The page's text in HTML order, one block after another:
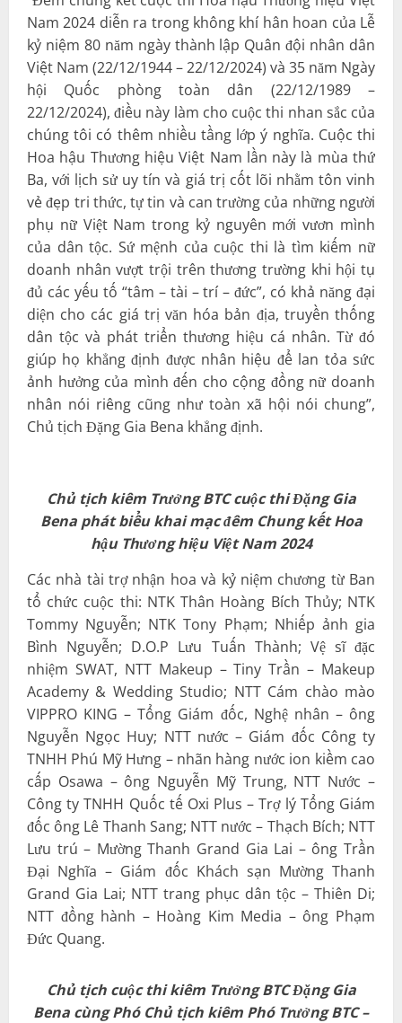
Nam 2024 diễn ra trong không khí hân hoan của Lễ
kỷ niệm 80 năm ngày thành lập Quân đội nhân dân
Việt Nam (22/12/1944 – 22/12/2024) và 35 năm Ngày
hội Quốc phòng toàn dân (22/12/1989 –
22/12/2024), điều này làm cho cuộc thi nhan sắc của
chúng tôi có thêm nhiều tầng lớp ý nghĩa. Cuộc thi
Hoa hậu Thương hiệu Việt Nam lần này là mùa thứ
Ba, với lịch sử uy tín và giá trị cốt lõi nhằm tôn vinh
vẻ đẹp tri thức, tự tin và can trường của những người
phụ nữ Việt Nam trong kỷ nguyên mới vươn mình
của dân tộc. Sứ mệnh của cuộc thi là tìm kiếm nữ
doanh nhân vượt trội trên thương trường khi hội tụ
đủ các yếu tố “tâm – tài – trí – đức”, có khả năng đại
diện cho các giá trị văn hóa bản địa, truyền thống
dân tộc và phát triển thương hiệu cá nhân. Từ đó
giúp họ khẳng định được nhân hiệu để lan tỏa sức
ảnh hưởng của mình đến cho cộng đồng nữ doanh
nhân nói riêng cũng như toàn xã hội nói chung”,
Chủ tịch Đặng Gia Bena khẳng định.
Chủ tịch kiêm Trưởng BTC cuộc thi Đặng Gia
Bena phát biểu khai mạc đêm Chung kết Hoa
hậu Thương hiệu Việt Nam 2024
Các nhà tài trợ nhận hoa và kỷ niệm chương từ Ban
tổ chức cuộc thi: NTK Thân Hoàng Bích Thủy; NTK
Tommy Nguyễn; NTK Tony Phạm; Nhiếp ảnh gia
Bình Nguyễn; D.O.P Lưu Tuấn Thành; Vệ sĩ đặc
nhiệm SWAT, NTT Makeup – Tiny Trần – Makeup
Academy & Wedding Studio; NTT Cám chào mào
VIPPRO KING – Tổng Giám đốc, Nghệ nhân – ông
Nguyễn Ngọc Huy; NTT nước – Giám đốc Công ty
TNHH Phú Mỹ Hưng – nhãn hàng nước ion kiềm cao
cấp Osawa – ông Nguyễn Mỹ Trung, NTT Nước –
Công ty TNHH Quốc tế Oxi Plus – Trợ lý Tổng Giám
đốc ông Lê Thanh Sang; NTT nước – Thạch Bích; NTT
Lưu trú – Mường Thanh Grand Gia Lai – ông Trần
Đại Nghĩa – Giám đốc Khách sạn Mường Thanh
Grand Gia Lai; NTT trang phục dân tộc – Thiên Di;
NTT đồng hành – Hoàng Kim Media – ông Phạm
Đức Quang.
Chủ tịch cuộc thi kiêm Trưởng BTC Đặng Gia
Bena cùng Phó Chủ tịch kiêm Phó Trưởng BTC –